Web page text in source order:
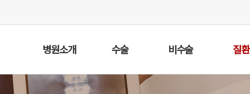
병원소개 수술 비수술 질환